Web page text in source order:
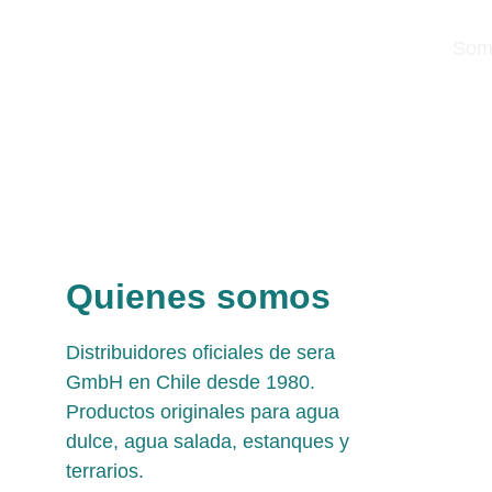
Quienes somos
Distribuidores oficiales de sera
GmbH en Chile desde 1980.
Productos originales para agua
dulce, agua salada, estanques y
terrarios.